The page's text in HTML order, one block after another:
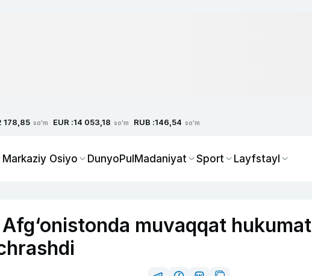
178,85 so'm EUR :14 053,18 so'm RUB :146,54 so'm
Markaziy Osiyo DunyoPulMadaniyat Sport Layfstayl
muvaqqat hukumat